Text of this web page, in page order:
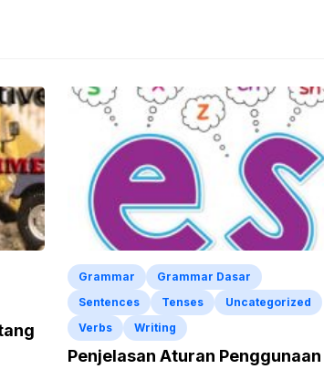
Grammar
Grammar Dasar
Sentences
Tenses
Uncategorized
Verbs
Writing
Penjelasan Aturan Penggunaan